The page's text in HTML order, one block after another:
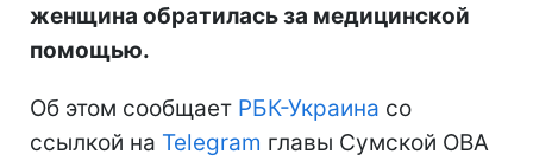
женщина обратилась за медицинской
помощью.
Об этом сообщает РБК-Украина со
ссылкой на Telegram главы Сумской ОВА